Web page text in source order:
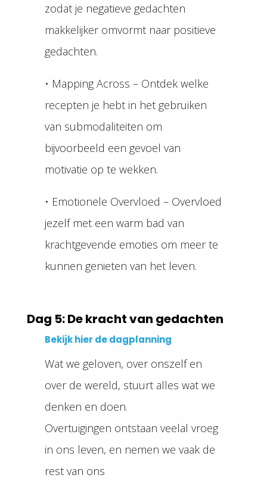
zodat je negatieve gedachten
makkelijker omvormt naar positieve
gedachten.
• Mapping Across – Ontdek welke
recepten je hebt in het gebruiken
van submodaliteiten om
bijvoorbeeld een gevoel van
motivatie op te wekken.
• Emotionele Overvloed – Overvloed
jezelf met een warm bad van
krachtgevende emoties om meer te
kunnen genieten van het leven.
Dag 5: De kracht van gedachten
Bekijk hier de dagplanning
Wat we geloven, over onszelf en
over de wereld, stuurt alles wat we
denken en doen.
Overtuigingen ontstaan veelal vroeg
in ons leven, en nemen we vaak de
rest van ons